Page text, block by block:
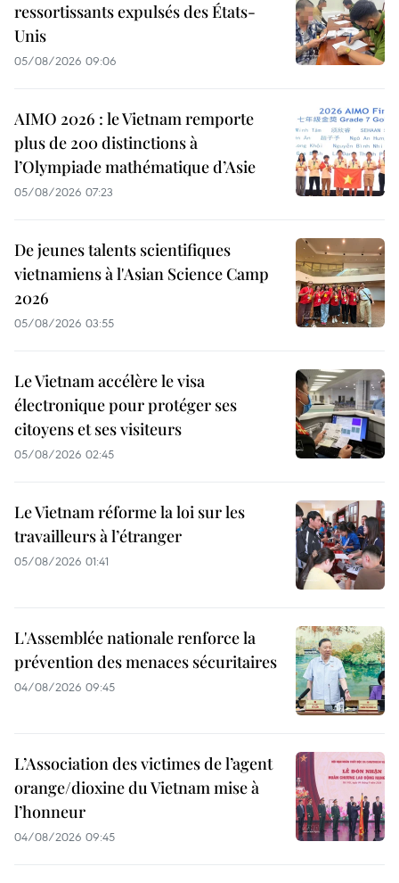
ressortissants expulsés des États-
Unis
05/08/2026 09:06
AIMO 2026 : le Vietnam remporte
plus de 200 distinctions à
l’Olympiade mathématique d’Asie
05/08/2026 07:23
De jeunes talents scientifiques
vietnamiens à l'Asian Science Camp
2026
05/08/2026 03:55
Le Vietnam accélère le visa
électronique pour protéger ses
citoyens et ses visiteurs
05/08/2026 02:45
Le Vietnam réforme la loi sur les
travailleurs à l’étranger
05/08/2026 01:41
L'Assemblée nationale renforce la
prévention des menaces sécuritaires
04/08/2026 09:45
L’Association des victimes de l’agent
orange/dioxine du Vietnam mise à
l’honneur
04/08/2026 09:45